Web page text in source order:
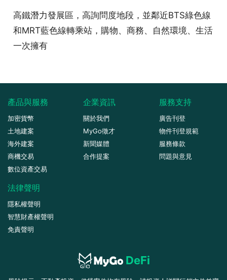
高鐵潛力發展區，高詢問度地段，並鄰近BTS綠色線
和MRT藍色線轉乘站，購物、商務、自然環境、生活
一次擁有
產品與服務
加密貨幣
土地建案
海外建案
商機交易
數位資產交易
企業資訊
關於我們
MyGo徵才
新聞媒體
合作提案
服務支持
廣告刊登
物件刊登規範
服務條款
問題與意見
法律聲明
隱私權聲明
智慧財產權聲明
免責聲明
DeFi